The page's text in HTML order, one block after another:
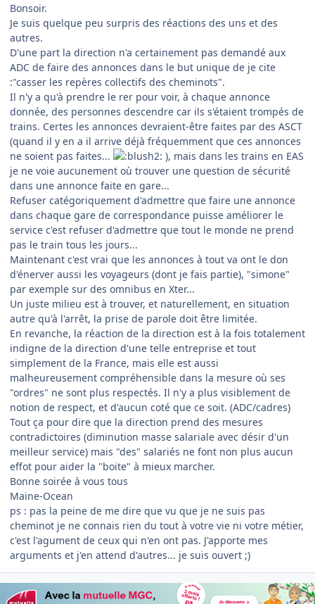
Bonsoir.
Je suis quelque peu surpris des réactions des uns et des
autres.
D'une part la direction n'a certainement pas demandé aux
ADC de faire des annonces dans le but unique de je cite
:"casser les repères collectifs des cheminots".
Il n'y a qu'à prendre le rer pour voir, à chaque annonce
donnée, des personnes descendre car ils s'étaient trompés de
trains. Certes les annonces devraient-être faites par des ASCT
(quand il y en a il arrive déjà fréquemment que ces annonces
ne soient pas faites...
), mais dans les trains en EAS
je ne voie aucunement où trouver une question de sécurité
dans une annonce faite en gare...
Refuser catégoriquement d'admettre que faire une annonce
dans chaque gare de correspondance puisse améliorer le
service c'est refuser d'admettre que tout le monde ne prend
pas le train tous les jours...
Maintenant c'est vrai que les annonces à tout va ont le don
d'énerver aussi les voyageurs (dont je fais partie), "simone"
par exemple sur des omnibus en Xter...
Un juste milieu est à trouver, et naturellement, en situation
autre qu'à l'arrêt, la prise de parole doit être limitée.
En revanche, la réaction de la direction est à la fois totalement
indigne de la direction d'une telle entreprise et tout
simplement de la France, mais elle est aussi
malheureusement compréhensible dans la mesure où ses
"ordres" ne sont plus respectés. Il n'y a plus visiblement de
notion de respect, et d'aucun coté que ce soit. (ADC/cadres)
Tout ça pour dire que la direction prend des mesures
contradictoires (diminution masse salariale avec désir d'un
meilleur service) mais "des" salariés ne font non plus aucun
effot pour aider la "boite" à mieux marcher.
Bonne soirée à vous tous
Maine-Ocean
ps : pas la peine de me dire que vu que je ne suis pas
cheminot je ne connais rien du tout à votre vie ni votre métier,
c'est l'agument de ceux qui n'en ont pas. J'apporte mes
arguments et j'en attend d'autres... je suis ouvert ;)